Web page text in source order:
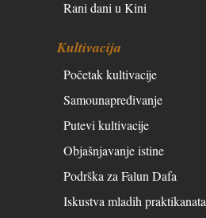
Rani dani u Kini
Kultivacija
Početak kultivacije
Samounapređivanje
Putevi kultivacije
Objašnjavanje istine
Podrška za Falun Dafa
Iskustva mladih praktikanata